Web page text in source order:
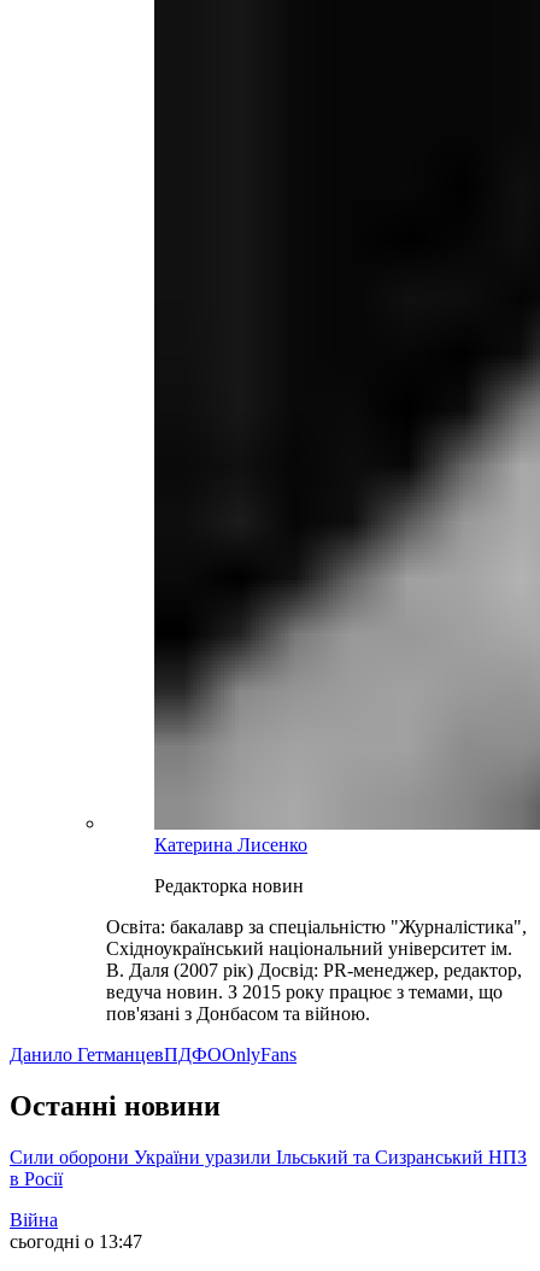
Катерина Лисенко
Редакторка новин
Освіта: бакалавр за спеціальністю "Журналістика",
Східноукраїнський національний університет ім.
В. Даля (2007 рік) Досвід: PR-менеджер, редактор,
ведуча новин. З 2015 року працює з темами, що
пов'язані з Донбасом та війною.
Данило ГетманцевПДФОOnlyFans
Останні новини
Сили оборони України уразили Ільський та Сизранський НПЗ
в Росії
Війна
сьогодні о 13:47